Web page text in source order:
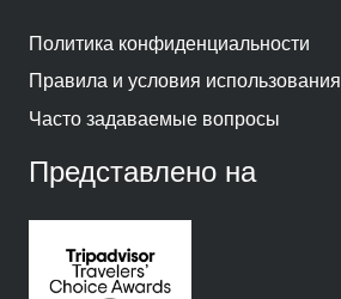
Политика конфиденциальности
Правила и условия использования
Часто задаваемые вопросы
Представлено на